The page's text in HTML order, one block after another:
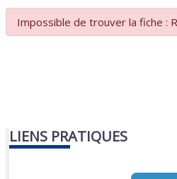
Impossible de trouver la fiche :
LIENS PRATIQUES